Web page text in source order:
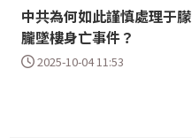
中共為何如此謹慎處理于朦
朧墜樓身亡事件？
2025-10-04 11:53